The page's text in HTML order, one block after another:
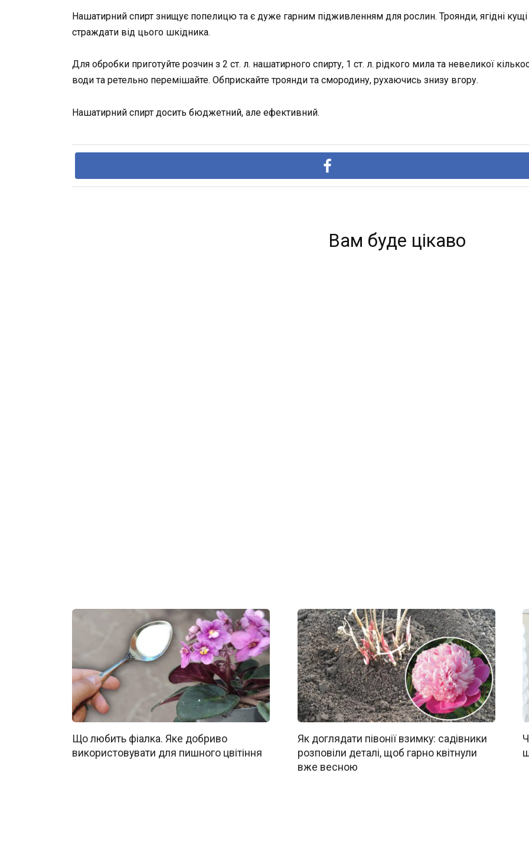
Нашатирний спирт знищує попелицю та є дуже гарним підживленням для рослин. Троянди, ягідні
страждати від цього шкідника.
Для обробки приготуйте розчин з 2 ст. л. нашатирного спирту, 1 ст. л. рідкого мила та невеликої
води та ретельно перемішайте. Обприскайте троянди та смородину, рухаючись знизу вгору.
Нашатирний спирт досить бюджетний, але ефективний.
Вам буде цікаво
Що любить фіалка. Яке добриво
використовувати для пишного цвітіння
Як доглядати півонії взимку: садівники
розповіли деталі, щоб гарно квітнули
вже весною